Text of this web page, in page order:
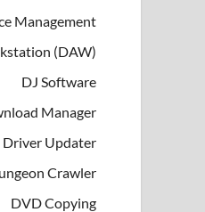
Management
(DAW)
DJ Software
Manager
Driver Updater
Crawler
DVD Copying